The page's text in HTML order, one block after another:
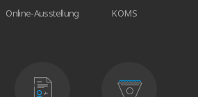
Online-Ausstellung KOMS